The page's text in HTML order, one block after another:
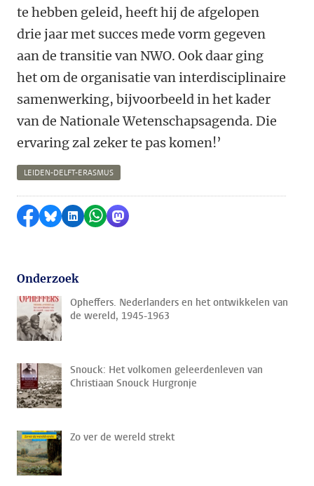
te hebben geleid, heeft hij de afgelopen
drie jaar met succes mede vorm gegeven
aan de transitie van NWO. Ook daar ging
het om de organisatie van interdisciplinaire
samenwerking, bijvoorbeeld in het kader
van de Nationale Wetenschapsagenda. Die
ervaring zal zeker te pas komen!’
LEIDEN-DELFT-ERASMUS
Delen op Facebook
Delen via Bluesky
Delen op LinkedIn
Delen via WhatsApp
Delen via Mastodon
Onderzoek
Opheffers. Nederlanders en het ontwikkelen van
de wereld, 1945-1963
Snouck: Het volkomen geleerdenleven van
Christiaan Snouck Hurgronje
Zo ver de wereld strekt